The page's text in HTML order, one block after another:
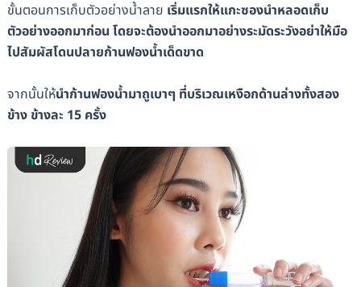
ขั้นตอนการเก็บตัวอย่างน้ำลาย เริ่มแรกให้แกะซองนำหลอดเก็บ
ตัวอย่างออกมาก่อน โดยจะต้องนำออกมาอย่างระมัดระวังอย่าให้มือ
ไปสัมผัสโดนปลายก้านฟองน้ำเด็ดขาด
จากนั้นให้นำก้านฟองน้ำมาถูเบาๆ ที่บริเวณเหงือกด้านล่างทั้งสอง
ข้าง ข้างละ 15 ครั้ง